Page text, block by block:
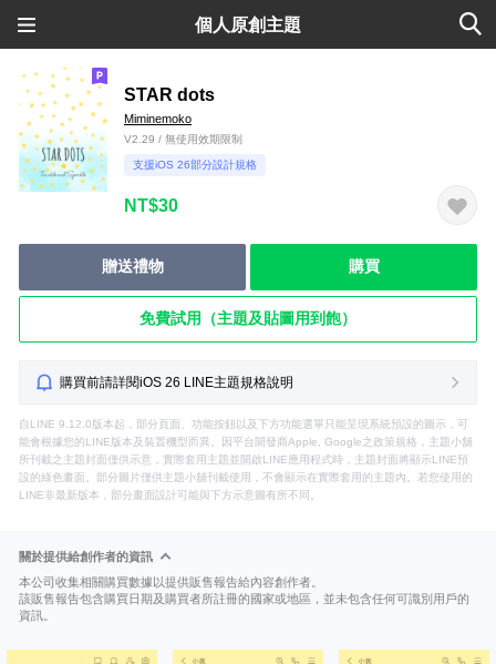
個人原創主題
STAR dots
Miminemoko
V2.29 / 無使用效期限制
支援iOS 26部分設計規格
NT$30
贈送禮物 購買
免費試用（主題及貼圖用到飽）
購買前請詳閱iOS 26 LINE主題規格說明
自LINE 9.12.0版本起，部分頁面、功能按鈕以及下方功能選單只能呈現系統預設的圖示，可
能會根據您的LINE版本及裝置機型而異。因平台開發商Apple, Google之政策規格，主題小舖
所刊載之主題封面僅供示意，實際套用主題並開啟LINE應用程式時，主題封面將顯示LINE預
設的綠色畫面。部分圖片僅供主題小舖刊載使用，不會顯示在實際套用的主題內。若您使用的
LINE非最新版本，部分畫面設計可能與下方示意圖有所不同。
關於提供給創作者的資訊
本公司收集相關購買數據以提供販售報告給內容創作者。
該販售報告包含購買日期及購買者所註冊的國家或地區，並未包含任何可識別用戶的
資訊。